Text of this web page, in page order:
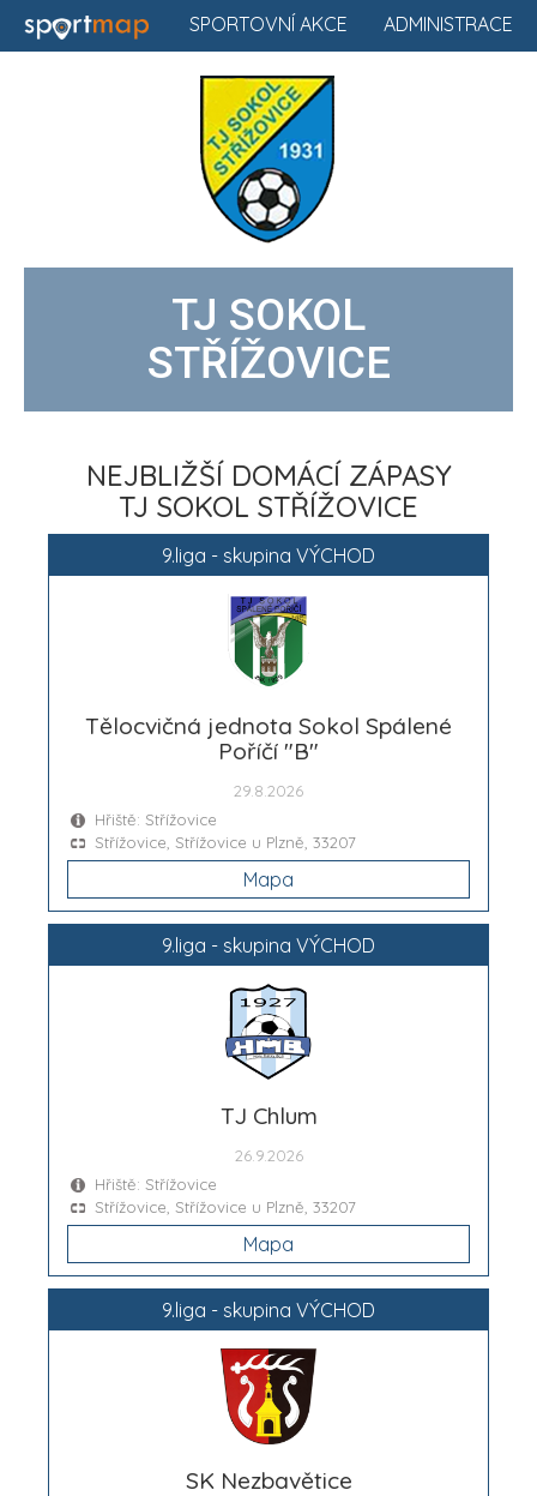
ADMINISTRACE
SPORTOVNÍ AKCE
TJ SOKOL
STŘÍŽOVICE
NEJBLIŽŠÍ DOMÁCÍ ZÁPASY
TJ SOKOL STŘÍŽOVICE
9.liga - skupina VÝCHOD
Tělocvičná jednota Sokol Spálené
Poříčí "B"
29.8.2026
Hřiště: Střížovice
Střížovice, Střížovice u Plzně, 33207
Mapa
9.liga - skupina VÝCHOD
TJ Chlum
26.9.2026
Hřiště: Střížovice
Střížovice, Střížovice u Plzně, 33207
Mapa
9.liga - skupina VÝCHOD
SK Nezbavětice